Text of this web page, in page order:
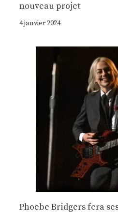
nouveau projet
4 janvier 2024
Phoebe Bridgers fera